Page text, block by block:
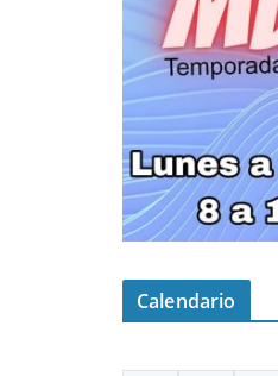
Calendario